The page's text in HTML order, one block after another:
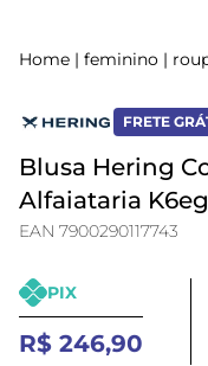
Home | feminino |
FRETE
Blusa Hering
Alfaiataria
EAN 7900290117743
PIX
R$ 246,90